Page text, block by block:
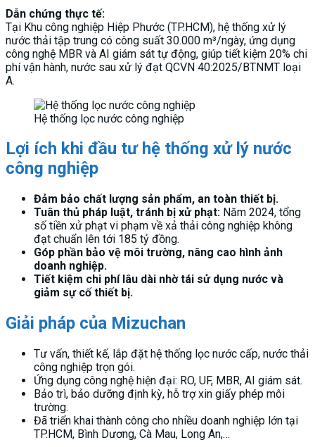
Dẫn chứng thực tế:
Tại Khu công nghiệp Hiệp Phước (TP.HCM), hệ thống xử lý
nước thải tập trung có công suất 30.000 m³/ngày, ứng dụng
công nghệ MBR và AI giám sát tự động, giúp tiết kiệm 20% chi
phí vận hành, nước sau xử lý đạt QCVN 40:2025/BTNMT loại
A.
Hệ thống lọc nước công nghiệp
Lợi ích khi đầu tư hệ thống xử lý nước
công nghiệp
Đảm bảo chất lượng sản phẩm, an toàn thiết bị.
Tuân thủ pháp luật, tránh bị xử phạt: Năm 2024, tổng
số tiền xử phạt vi phạm về xả thải công nghiệp không
đạt chuẩn lên tới 185 tỷ đồng.
Góp phần bảo vệ môi trường, nâng cao hình ảnh
doanh nghiệp.
Tiết kiệm chi phí lâu dài nhờ tái sử dụng nước và
giảm sự cố thiết bị.
Giải pháp của Mizuchan
Tư vấn, thiết kế, lắp đặt hệ thống lọc nước cấp, nước thải
công nghiệp trọn gói.
Ứng dụng công nghệ hiện đại: RO, UF, MBR, AI giám sát.
Bảo trì, bảo dưỡng định kỳ, hỗ trợ xin giấy phép môi
trường.
Đã triển khai thành công cho nhiều doanh nghiệp lớn tại
TP.HCM, Bình Dương, Cà Mau, Long An,…